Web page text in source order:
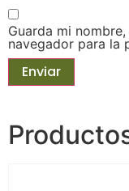
Guarda mi
navegador para la